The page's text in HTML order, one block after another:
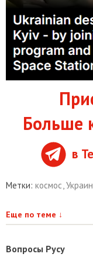
Больше
в
Метки: космос,
Еще по теме ↓
Вопросы Русу